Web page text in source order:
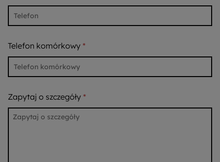
Telefon komórkowy
Zapytaj o szczegóły